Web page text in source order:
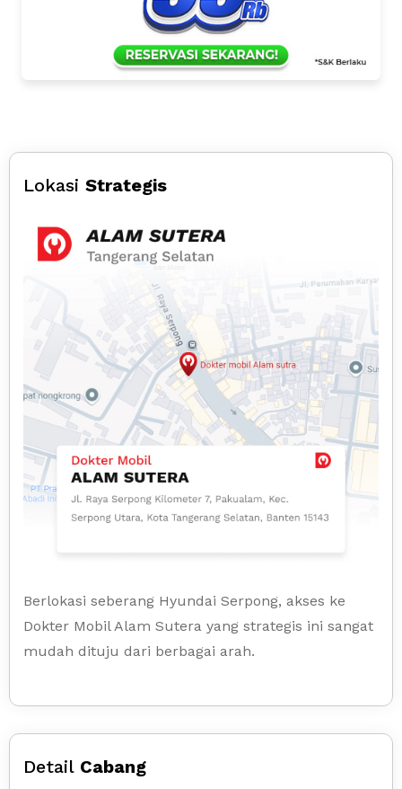
Lokasi Strategis
Berlokasi seberang Hyundai Serpong, akses ke
Dokter Mobil Alam Sutera yang strategis ini sangat
mudah dituju dari berbagai arah.
Detail Cabang